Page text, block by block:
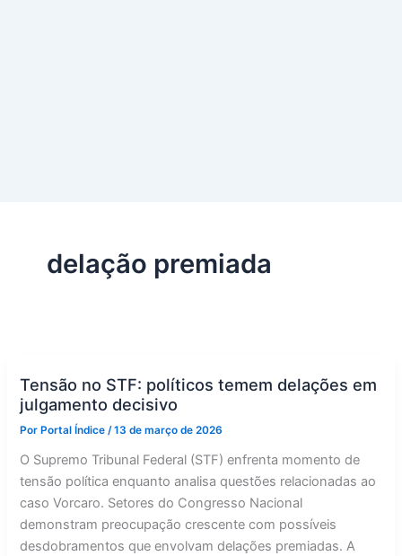
delação premiada
Tensão no STF: políticos temem delações em
julgamento decisivo
Por Portal Índice/13 de março de 2026
O Supremo Tribunal Federal (STF) enfrenta momento de
tensão política enquanto analisa questões relacionadas ao
caso Vorcaro. Setores do Congresso Nacional
demonstram preocupação crescente com possíveis
desdobramentos que envolvam delações premiadas. A